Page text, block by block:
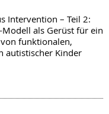
Intervention – Teil 2:
als Gerüst für ein
funktionalen,
autistischer Kinder